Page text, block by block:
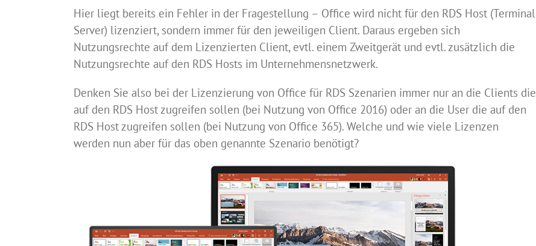
Hier liegt bereits ein Fehler in der Fragestellung – Office wird nicht für den RDS Host (Terminal
Server) lizenziert, sondern immer für den jeweiligen Client. Daraus ergeben sich
Nutzungsrechte auf dem Lizenzierten Client, evtl. einem Zweitgerät und evtl. zusätzlich die
Nutzungsrechte auf den RDS Hosts im Unternehmensnetzwerk.
Denken Sie also bei der Lizenzierung von Office für RDS Szenarien immer nur an die Clients die
auf den RDS Host zugreifen sollen (bei Nutzung von Office 2016) oder an die User die auf den
RDS Host zugreifen sollen (bei Nutzung von Office 365). Welche und wie viele Lizenzen
werden nun aber für das oben genannte Szenario benötigt?